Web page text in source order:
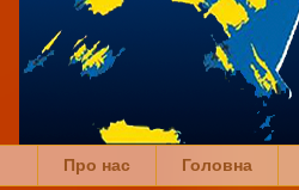
Про нас Головна